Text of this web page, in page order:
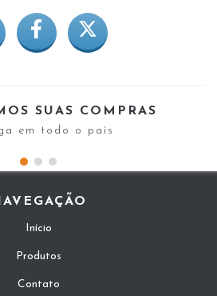
SUAS COMPRAS
em todo o país
Início
Produtos
Contato